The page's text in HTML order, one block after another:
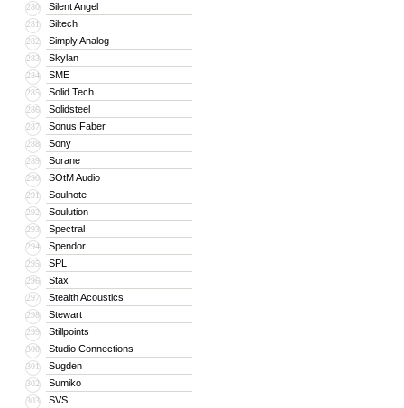
280 Silent Angel
281 Siltech
282 Simply Analog
283 Skylan
284 SME
285 Solid Tech
286 Solidsteel
287 Sonus Faber
288 Sony
289 Sorane
290 SOtM Audio
291 Soulnote
292 Soulution
293 Spectral
294 Spendor
295 SPL
296 Stax
297 Stealth Acoustics
298 Stewart
299 Stillpoints
300 Studio Connections
301 Sugden
302 Sumiko
303 SVS